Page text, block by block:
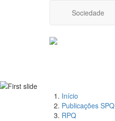
Sociedade
Início
Publicações SPQ
RPQ